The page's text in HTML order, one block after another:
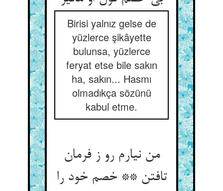
Birisi yalnız gelse de
yüzlerce şikâyette
bulunsa, yüzlerce
feryat etse bile sakın
ha, sakın... Hasmı
olmadıkça sözünü
kabul etme.
من نیارم رو ز فرمان
تافتن ** خصم خود را